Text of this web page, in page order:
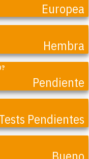
Europea
Hembra
Pendiente
Pendientes